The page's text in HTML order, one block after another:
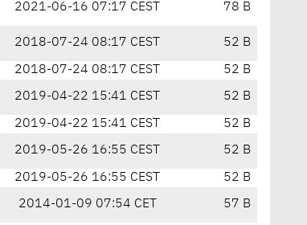
2021-06-16 07:17 CEST 78 B
2018-07-24 08:17 CEST 52 B
2018-07-24 08:17 CEST
52 B
2019-04-22 15:41 CEST 52 B
2019-04-22 15:41 CEST
52 B
2019-05-26 16:55 CEST 52 B
2019-05-26 16:55 CEST
52 B
2014-01-09 07:54 CET 57 B